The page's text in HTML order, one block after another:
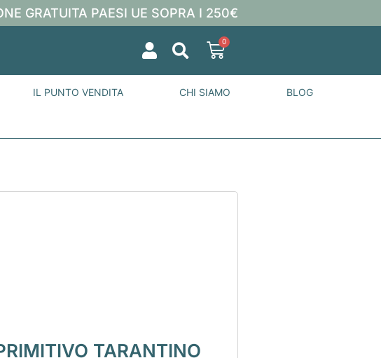
GRATUITA PAESI UE SOPRA I 250€
0
IL PUNTO VENDITA CHI SIAMO BLOG
TARANTINO